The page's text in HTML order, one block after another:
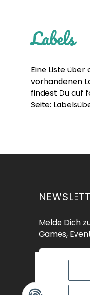
Labels
Eine Liste über
vorhandenen
findest Du auf
Seite:
Melde Dich
Games,
Zur